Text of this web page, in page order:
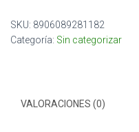
SKU: 8906089281182
Categoría: Sin categorizar
VALORACIONES (0)